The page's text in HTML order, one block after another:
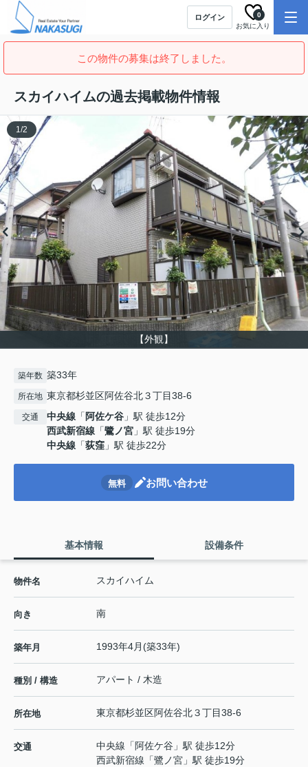
ログイン
お気に入り
0
この物件の募集は終了しました。
スカイハイムの過去掲載物件情報
【外観】
1/2
築年数 築33年
所在地 東京都杉並区阿佐谷北３丁目38-6
交通 中央線 「 阿佐ケ谷 」駅 徒歩12分
西武新宿線 「鷺ノ宮 」駅 徒歩19分
中央線 「荻窪 」駅 徒歩22分
無料 お問い合わせ
基本情報 設備条件
物件名 スカイハイム
向き 南
築年月 1993年4月(築33年)
種別 / 構造 アパート / 木造
所在地 東京都杉並区阿佐谷北３丁目38-6
交通 中央線 「 阿佐ケ谷 」駅 徒歩12分
西武新宿線 「鷺ノ宮 」駅 徒歩19分